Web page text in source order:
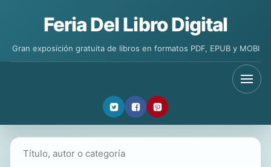
Feria Del Libro Digital
Gran exposición gratuita de libros en formatos PDF, EPUB y MOBI